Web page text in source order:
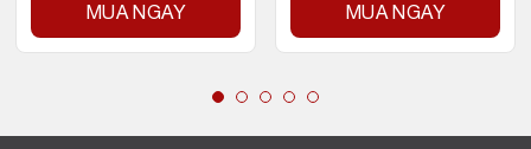
MUA NGAY MUA NGAY